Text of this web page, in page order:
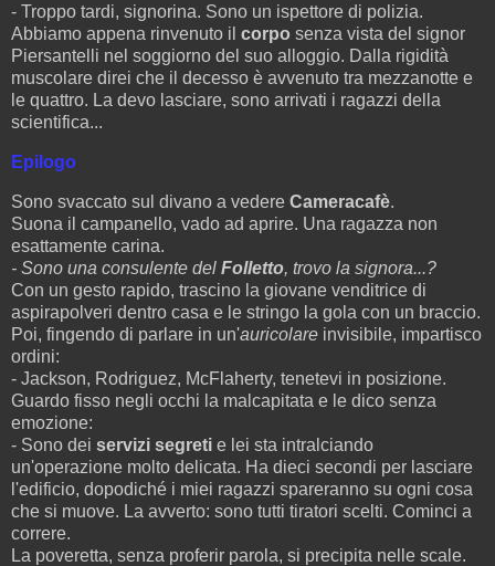
- Troppo tardi, signorina. Sono un ispettore di polizia.
Abbiamo appena rinvenuto il corpo senza vista del signor
Piersantelli nel soggiorno del suo alloggio. Dalla rigidità
muscolare direi che il decesso è avvenuto tra mezzanotte e
le quattro. La devo lasciare, sono arrivati i ragazzi della
scientifica...
Epilogo
Sono svaccato sul divano a vedere Cameracafè.
Suona il campanello, vado ad aprire. Una ragazza non
esattamente carina.
- Sono una consulente del Folletto, trovo la signora...?
Con un gesto rapido, trascino la giovane venditrice di
aspirapolveri dentro casa e le stringo la gola con un braccio.
Poi, fingendo di parlare in un'auricolare invisibile, impartisco
ordini:
- Jackson, Rodriguez, McFlaherty, tenetevi in posizione.
Guardo fisso negli occhi la malcapitata e le dico senza
emozione:
- Sono dei servizi segreti e lei sta intralciando
un'operazione molto delicata. Ha dieci secondi per lasciare
l'edificio, dopodiché i miei ragazzi spareranno su ogni cosa
che si muove. La avverto: sono tutti tiratori scelti. Cominci a
correre.
La poveretta, senza proferir parola, si precipita nelle scale.